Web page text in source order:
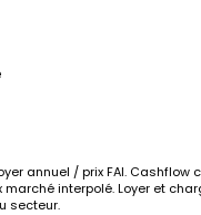
annuel / prix FAI. Cashflow
marché interpolé. Loyer et
secteur.